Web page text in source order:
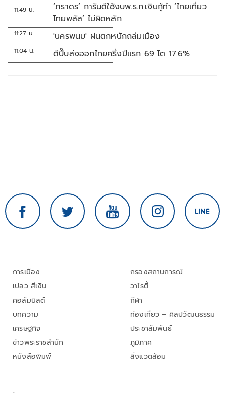
11:49 น.
‘ภราดร’ การันตีใช้งบพ.ร.ก.เงินกู้ทำ ‘ไทยเที่ยว
ไทยพลัส’ ไม่ผิดหลัก
11:27 น. 'นครพนม' ฝนตกหนักถล่มเมือง
11:04 น. ตีปี๊บส่งออกไทยครึ่งปีแรก 69 โต 17.6%
การเมือง
เปลว สีเงิน
คอลัมนิสต์
บทความ
เศรษฐกิจ
ข่าวพระราชสำนัก
หนังสือพิมพ์
กรองสถานการณ์
วาไรตี้
กีฬา
ท่องเที่ยว – ศิลปวัฒนธรรม
ประชาสัมพันธ์
ภูมิภาค
สิ่งแวดล้อม